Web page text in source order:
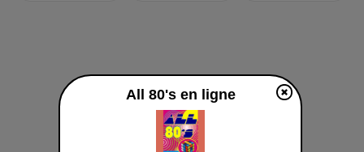
All 80's en ligne